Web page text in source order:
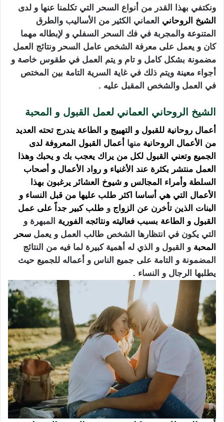
ونكتفي بهذا القدر من أنواع السحر التي تكلمنا عنها و لدى
الشيخ الروحاني العماني الكثير من الأساليب والطرق
المتنوعة والمجربة في فك السحر السفلي و لإبطاله مهما
كان و يعمل على معرفة الشخص عامل السحر ونتائج العمل
مضمونة بشكل كامل و تام و يتم العمل في طقوس خاصة و
أجواء معينة ويتم ذلك في غاية السرية التامة بين المختص
في العمل والشخص المقبل عليه .
الشيخ الروحاني العماني لعمل القبول و المحبة
أعمال روحانية للقبول و التهييج و الطاعة يندرج تحته العديد
من الأعمال الروحانية منها أعمال القبول المعروفة لدى
الجميع وتعني القبول لكل من يراك يعجب بك و يحبك وهذا
العمل منتشر بكثرة عند الأغنياء و رواد الأعمال و أصحاب
السلطة وأمراء المجالس و شيوخ العشائر يرغبون بهذا
الأعمال التي هي أساسا اكثر طلب عليها من قبل النساء و
البنات الذين تأخرن عن الزواج و طلب كبير جداً على عمل
القبول و الطاعة بسبب فعاليته ونتائجه الفورية المبهرة و
التي يكون في انتظارها الشخص طالب العمل و يعمل سحر
المحبة و القبول و الذي له أهمية كبيرة لما فيه من النتائج
المضمونة و التامة على جميع الناس و أعماله للجميع حيث
يطلبها الرجال و النساء .